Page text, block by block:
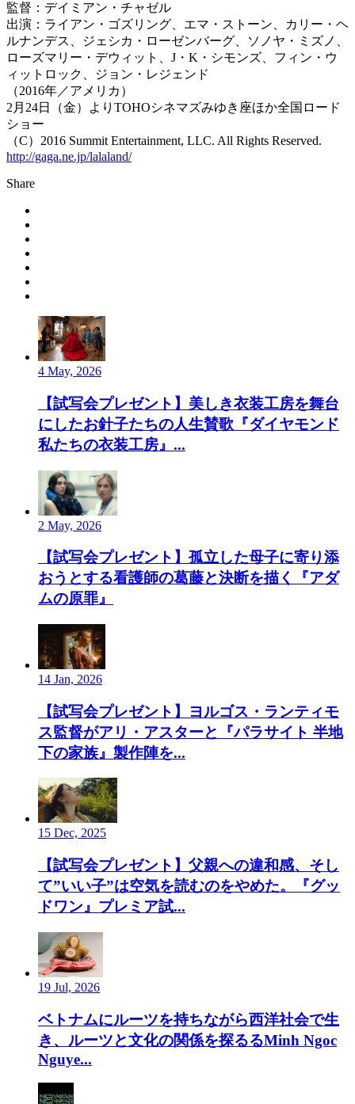
監督：デイミアン・チャゼル
出演：ライアン・ゴズリング、エマ・ストーン、カリー・ヘ
ルナンデス、ジェシカ・ローゼンバーグ、ソノヤ・ミズノ、
ローズマリー・デウィット、J・K・シモンズ、フィン・ウ
ィットロック、ジョン・レジェンド
（2016年／アメリカ）
2月24日（金）よりTOHOシネマズみゆき座ほか全国ロード
ショー
（C）2016 Summit Entertainment, LLC. All Rights Reserved.
http://gaga.ne.jp/lalaland/
Share
4 May, 2026
【試写会プレゼント】美しき衣装工房を舞台
にしたお針子たちの人生賛歌『ダイヤモンド
私たちの衣装工房』...
2 May, 2026
【試写会プレゼント】孤立した母子に寄り添
おうとする看護師の葛藤と決断を描く『アダ
ムの原罪』
14 Jan, 2026
【試写会プレゼント】ヨルゴス・ランティモ
ス監督がアリ・アスターと『パラサイト 半地
下の家族』製作陣を...
15 Dec, 2025
【試写会プレゼント】父親への違和感、そし
て”いい子”は空気を読むのをやめた。『グッ
ドワン』プレミア試...
19 Jul, 2026
ベトナムにルーツを持ちながら西洋社会で生
き、ルーツと文化の関係を探るるMinh Ngoc
Nguye...